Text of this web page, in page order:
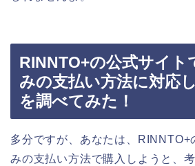
RINNTO+の公式サイト
みの支払い方法に対応
を調べてみた！
多分ですが、あなたは、RINNTO+
みの支払い方法で購入しようと、